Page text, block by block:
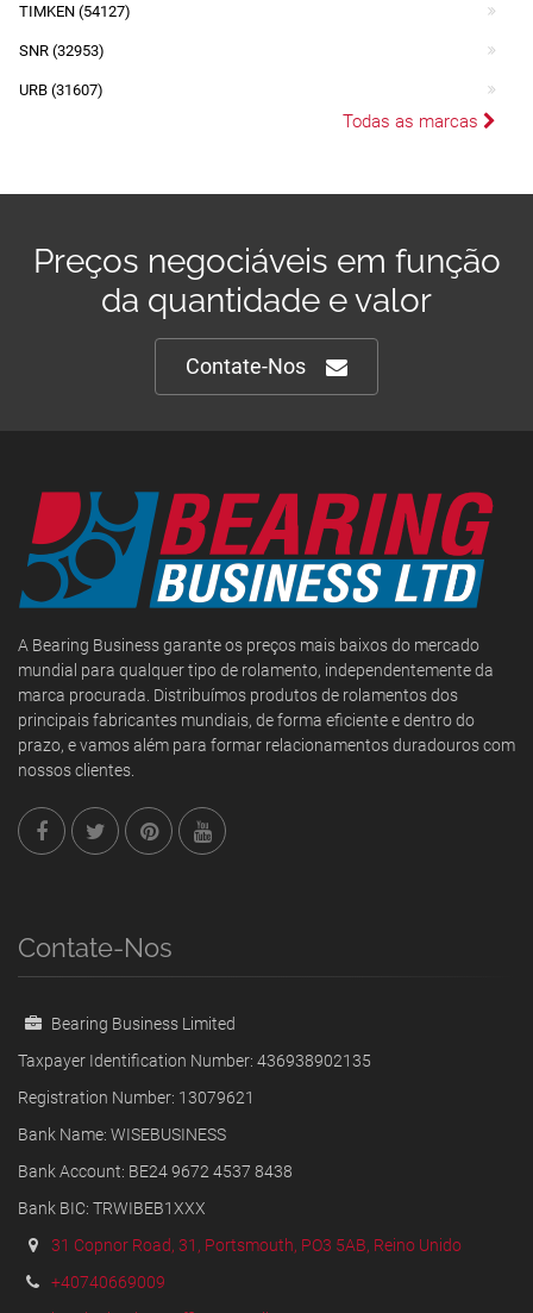
TIMKEN (54127)
SNR (32953)
URB (31607)
Todas as marcas
Preços negociáveis em função
da quantidade e valor
Contate-Nos
A Bearing Business garante os preços mais baixos do mercado
mundial para qualquer tipo de rolamento, independentemente da
marca procurada. Distribuímos produtos de rolamentos dos
principais fabricantes mundiais, de forma eficiente e dentro do
prazo, e vamos além para formar relacionamentos duradouros com
nossos clientes.
Contate-Nos
Bearing Business Limited
Taxpayer Identification Number: 436938902135
Registration Number: 13079621
Bank Name: WISEBUSINESS
Bank Account: BE24 9672 4537 8438
Bank BIC: TRWIBEB1XXX
31 Copnor Road, 31, Portsmouth, PO3 5AB, Reino Unido
+40740669009